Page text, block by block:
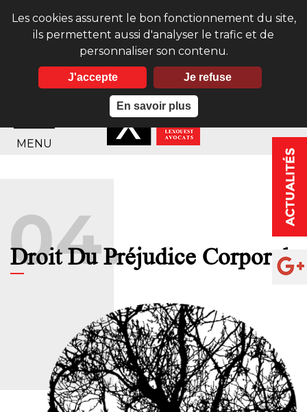
Les cookies assurent le bon fonctionnement du site,
ils permettent aussi d'analyser le trafic et de
personnaliser son contenu.
J'accepte Je refuse
En savoir plus
MENU
Droit Du Préjudice Corporel
04.